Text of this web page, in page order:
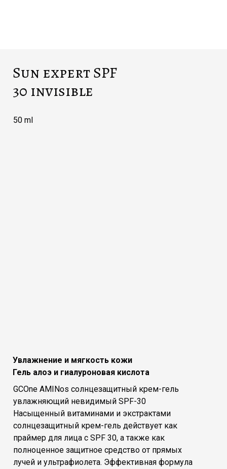
Увлажнение и мягкость кожи
Гель алоэ и гиалуроновая кислота
GCOne AMINos солнцезащитный крем-гель
увлажняющий невидимый SPF-30
Насыщенный витаминами и экстрактами
солнцезащитный крем-гель действует как
праймер для лица с SPF 30, а также как
полноценное защитное средство от прямых
лучей и ультрафиолета. Эффективная формула
50 ml
Sun expert SPF
30 invisible